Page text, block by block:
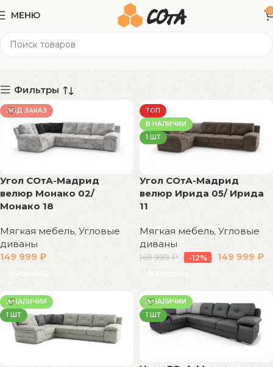
МЕНЮ 0
330x205x77 см
Фильтры
ПОД ЗАКАЗ
Угол СОтА-Мадрид
велюр Монако 02/
Монако 18
Мягкая мебель,Угловые
диваны
149 999₽
В корзину
ТОП
В НАЛИЧИИ
1 ШТ
Угол СОтА-Мадрид
велюр Ирида 05/ Ирида
11
Мягкая мебель, Угловые
диваны
169 999₽ -12% 149 999 ₽
В корзину
В НАЛИЧИИ
1 ШТ
В НАЛИЧИИ
1 ШТ